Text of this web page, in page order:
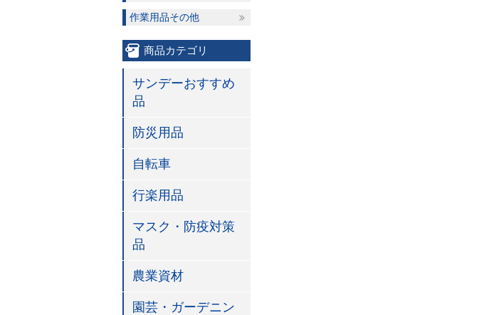
作業用品その他
商品カテゴリ
サンデーおすすめ
品
防災用品
自転車
行楽用品
マスク・防疫対策
品
農業資材
園芸・ガーデニン